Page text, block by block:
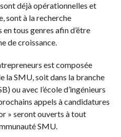
déjà opérationnelles et
sont à la recherche
tous genres afin d’être
de croissance.
est composée
la SMU, soit dans la branche
ou avec l’école d’ingénieurs
appels à candidatures
» seront ouverts à tout
SMU.